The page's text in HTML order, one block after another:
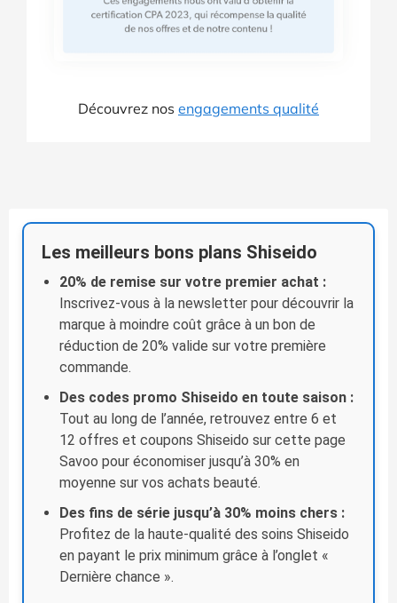
Découvrez nos engagements qualité
Les meilleurs bons plans Shiseido
20% de remise sur votre premier achat :
Inscrivez-vous à la newsletter pour découvrir la
marque à moindre coût grâce à un bon de
réduction de 20% valide sur votre première
commande.
Des codes promo Shiseido en toute saison :
Tout au long de l’année, retrouvez entre 6 et
12 offres et coupons Shiseido sur cette page
Savoo pour économiser jusqu’à 30% en
moyenne sur vos achats beauté.
Des fins de série jusqu’à 30% moins chers :
Profitez de la haute-qualité des soins Shiseido
en payant le prix minimum grâce à l’onglet «
Dernière chance ».